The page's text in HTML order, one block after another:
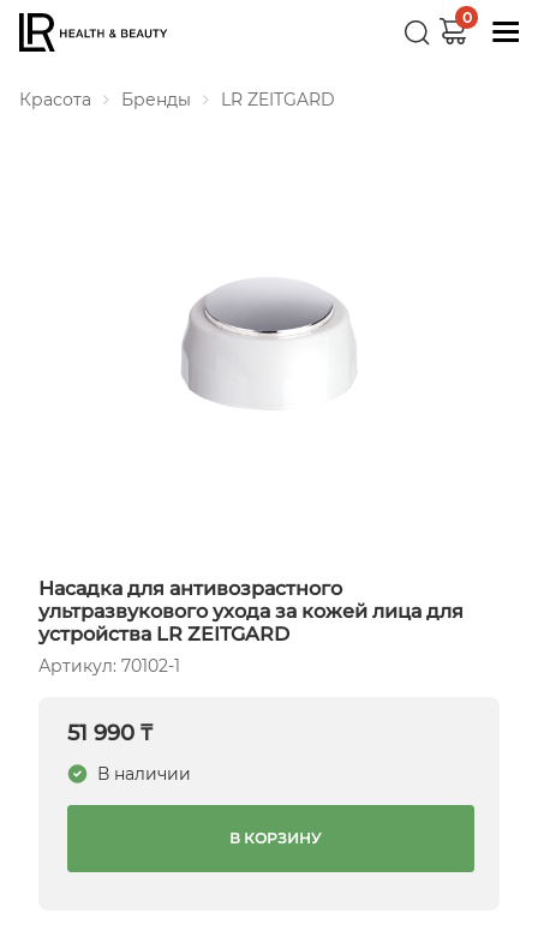
0
Красота Бренды LR ZEITGARD
Насадка для антивозрастного
ультразвукового ухода за кожей лица для
устройства LR ZEITGARD
Артикул: 70102-1
51 990 ₸
В наличии
В КОРЗИНУ